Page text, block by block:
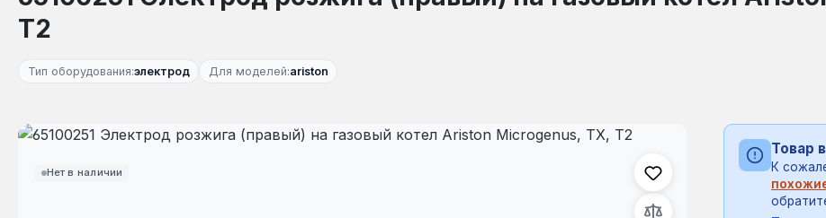
Т2
Тип оборудования:электрод Для моделей:ariston
Нет в наличии
Пропустить галерею изображений
Товар
К